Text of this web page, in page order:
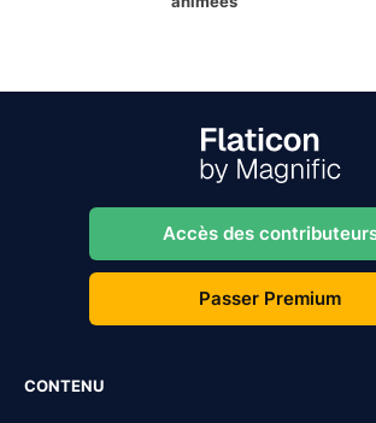
Accès des
Passer Premium
CONTENU